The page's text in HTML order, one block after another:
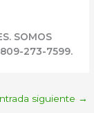
SOMOS
809-273-7599.
siguiente →